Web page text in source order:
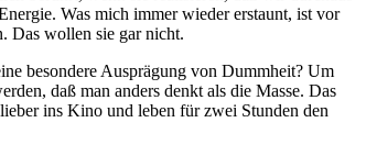
Was mich immer wieder erstaunt, ist vor
Das wollen sie gar nicht.
besondere Ausprägung von Dummheit? Um
daß man anders denkt als die Masse. Das
ins Kino und leben für zwei Stunden den